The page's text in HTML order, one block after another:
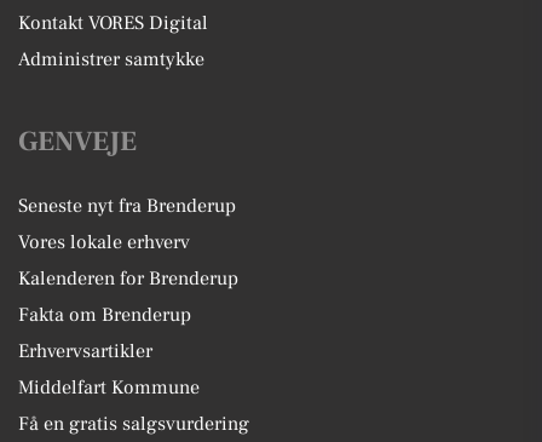
Kontakt VORES Digital
Administrer samtykke
GENVEJE
Seneste nyt fra Brenderup
Vores lokale erhverv
Kalenderen for Brenderup
Fakta om Brenderup
Erhvervsartikler
Middelfart Kommune
Få en gratis salgsvurdering